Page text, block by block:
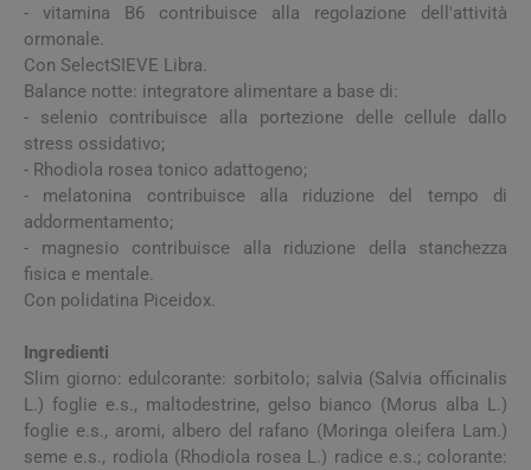
- vitamina B6 contribuisce alla regolazione dell'attività
ormonale.
Con SelectSIEVE Libra.
Balance notte: integratore alimentare a base di:
- selenio contribuisce alla portezione delle cellule dallo
stress ossidativo;
- Rhodiola rosea tonico adattogeno;
- melatonina contribuisce alla riduzione del tempo di
addormentamento;
- magnesio contribuisce alla riduzione della stanchezza
fisica e mentale.
Con polidatina Piceidox.
Ingredienti
Slim giorno: edulcorante: sorbitolo; salvia (Salvia officinalis
L.) foglie e.s., maltodestrine, gelso bianco (Morus alba L.)
foglie e.s., aromi, albero del rafano (Moringa oleifera Lam.)
seme e.s., rodiola (Rhodiola rosea L.) radice e.s.; colorante: